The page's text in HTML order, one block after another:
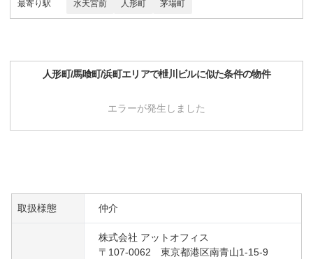
最寄り駅 水天宮前 人形町 茅場町
人形町/馬喰町/浜町エリアで枻川ビルに似た条件の物件
エラーが発生しました
取扱様態 仲介
株式会社 アットオフィス
〒107-0062 東京都港区南青山1-15-9